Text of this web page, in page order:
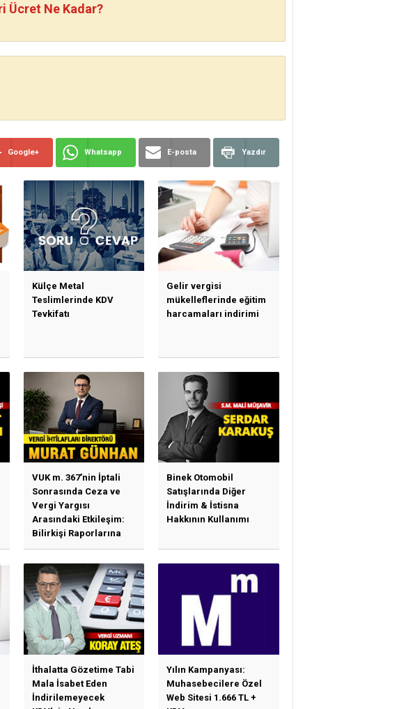
Ücret Ne Kadar?
Google+ Whatsapp E-posta Yazdır
Külçe Metal
Teslimlerinde KDV
Tevkifatı
Gelir vergisi
mükelleflerinde eğitim
harcamaları indirimi
VUK m. 367’nin İptali
Sonrasında Ceza ve
Vergi Yargısı
Arasındaki Etkileşim:
Bilirkişi Raporlarına
Bağımlılık, İhtisas
Mahkemeleri ve
Yargı...
Binek Otomobil
Satışlarında Diğer
İndirim & İstisna
Hakkının Kullanımı
İthalatta Gözetime Tabi
Mala İsabet Eden
İndirilemeyecek
Yılın Kampanyası:
Muhasebecilere Özel
Web Sitesi 1.666 TL +